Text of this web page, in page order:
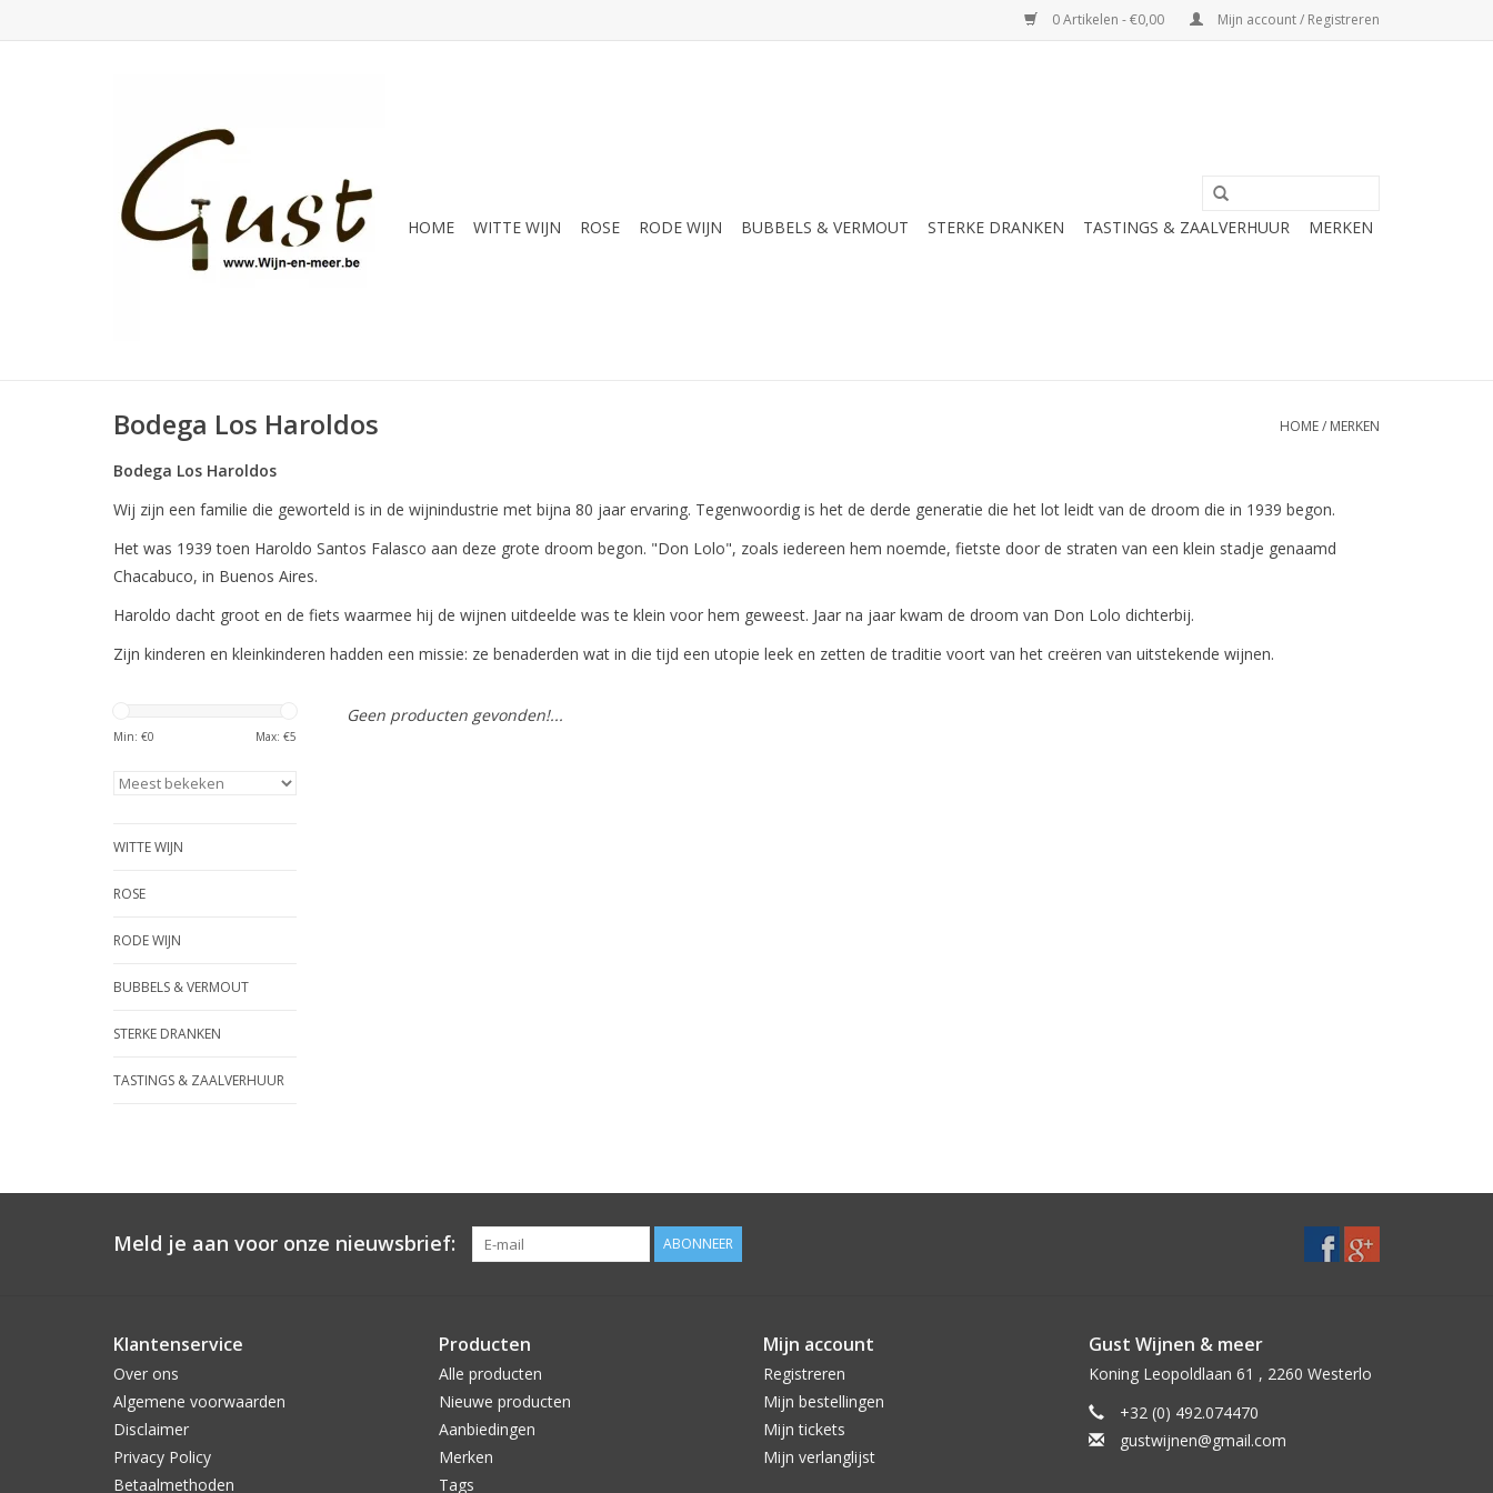
0 Artikelen - €0,00 Mijn account / Registreren
HOME WITTE WIJN ROSE RODE WIJN BUBBELS & VERMOUT STERKE DRANKEN TASTINGS & ZAALVERHUUR MERKEN
Bodega Los Haroldos HOME/ MERKEN
Bodega Los Haroldos
Wij zijn een familie die geworteld is in de wijnindustrie met bijna 80 jaar ervaring. Tegenwoordig is het de derde generatie die het lot leidt van de droom die in 1939 begon.
Het was 1939 toen Haroldo Santos Falasco aan deze grote droom begon. "Don Lolo", zoals iedereen hem noemde, fietste door de straten van een klein stadje genaamd
Chacabuco, in Buenos Aires.
Haroldo dacht groot en de fiets waarmee hij de wijnen uitdeelde was te klein voor hem geweest. Jaar na jaar kwam de droom van Don Lolo dichterbij.
Zijn kinderen en kleinkinderen hadden een missie: ze benaderden wat in die tijd een utopie leek en zetten de traditie voort van het creëren van uitstekende wijnen.
Min: €0 Max: €5
WITTE WIJN
ROSE
RODE WIJN
BUBBELS & VERMOUT
STERKE DRANKEN
TASTINGS & ZAALVERHUUR
Geen producten gevonden!...
Meld je aan voor onze nieuwsbrief: ABONNEER
Klantenservice
Over ons
Algemene voorwaarden
Disclaimer
Privacy Policy
Betaalmethoden
Producten
Alle producten
Nieuwe producten
Aanbiedingen
Merken
Tags
Mijn account
Registreren
Mijn bestellingen
Mijn tickets
Mijn verlanglijst
Gust Wijnen & meer
Koning Leopoldlaan 61 , 2260 Westerlo
+32 (0) 492.074470
gustwijnen@gmail.com